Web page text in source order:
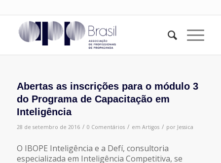
Abertas as inscrições para o módulo 3
do Programa de Capacitação em
Inteligência
28 de setembro de 2016 / 0 Comentários / em Artigos / por Jessica
O IBOPE Inteligência e a Defí, consultoria
especializada em Inteligência Competitiva, se